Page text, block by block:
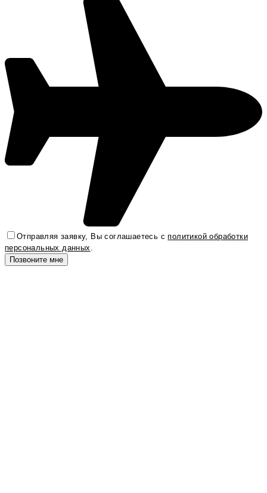
Отправляя заявку, Вы соглашаетесь сполитикой обработки
персональных данных.